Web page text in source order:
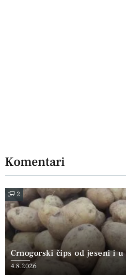
Komentari
2
Crnogorski čips od jeseni i u
4.8.2026